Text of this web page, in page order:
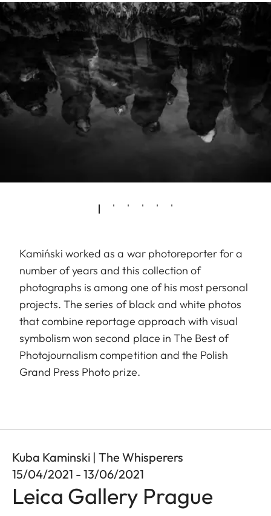
Kamiński worked as a war photoreporter for a
number of years and this collection of
photographs is among one of his most personal
projects. The series of black and white photos
that combine reportage approach with visual
symbolism won second place in The Best of
Photojournalism competition and the Polish
Grand Press Photo prize.
Kuba Kaminski | The Whisperers
15/04/2021 - 13/06/2021
Leica Gallery Prague